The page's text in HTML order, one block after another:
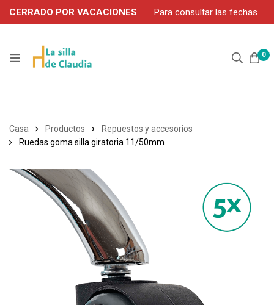
CERRADO POR VACACIONES
Para consultar las fechas
de servicio durante agosto, contacte por WhatsApp: 663 302
0
Casa Productos
Repuestos y accesorios
Ruedas goma silla giratoria 11/50mm